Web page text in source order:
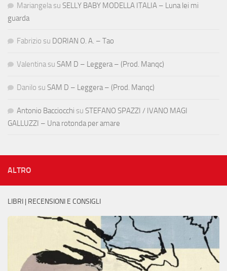
Mariangela su SELLY BABY MODELLA ITALIA – Luna lei mi
guarda
Fabrizio su DORIAN O. A. – Tao
Valentina su SAM D – Leggera – (Prod. Manqc)
Danilo su SAM D – Leggera – (Prod. Manqc)
Antonio Bacciocchi su STEFANO SPAZZI / IVANO MAGI
GALLUZZI – Una rotonda per amare
ALTRO
LIBRI | RECENSIONI E CONSIGLI